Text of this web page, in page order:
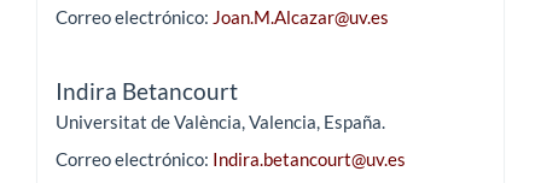
Correo electrónico: Joan.M.Alcazar@uv.es
Indira Betancourt
Universitat de València, Valencia, España.
Correo electrónico: Indira.betancourt@uv.es